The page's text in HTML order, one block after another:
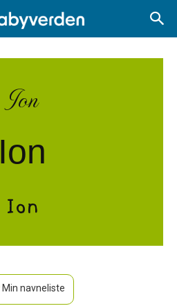
Ion
Ion
Ion
Min navneliste